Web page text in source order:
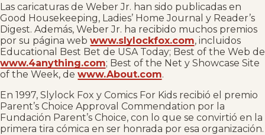
Las caricaturas de Weber Jr. han sido publicadas en
Good Housekeeping, Ladies’ Home Journal y Reader’s
Digest. Además, Weber Jr. ha recibido muchos premios
por su página web www.slylockfox.com, incluidos
Educational Best Bet de USA Today; Best of the Web de
www.4anything.com; Best of the Net y Showcase Site
of the Week, de www.About.com.
En 1997, Slylock Fox y Comics For Kids recibió el premio
Parent’s Choice Approval Commendation por la
Fundación Parent’s Choice, con lo que se convirtió en la
primera tira cómica en ser honrada por esa organización.